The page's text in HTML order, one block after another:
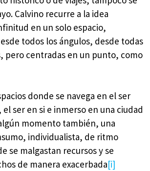
Calvino recurre a la idea
en un solo espacio,
todos los ángulos, desde todas
pero centradas en un punto, como
donde se navega en el ser
ser en si e inmerso en una ciudad
momento también, una
individualista, de ritmo
se malgastan recursos y se
de manera exacerbada[i]